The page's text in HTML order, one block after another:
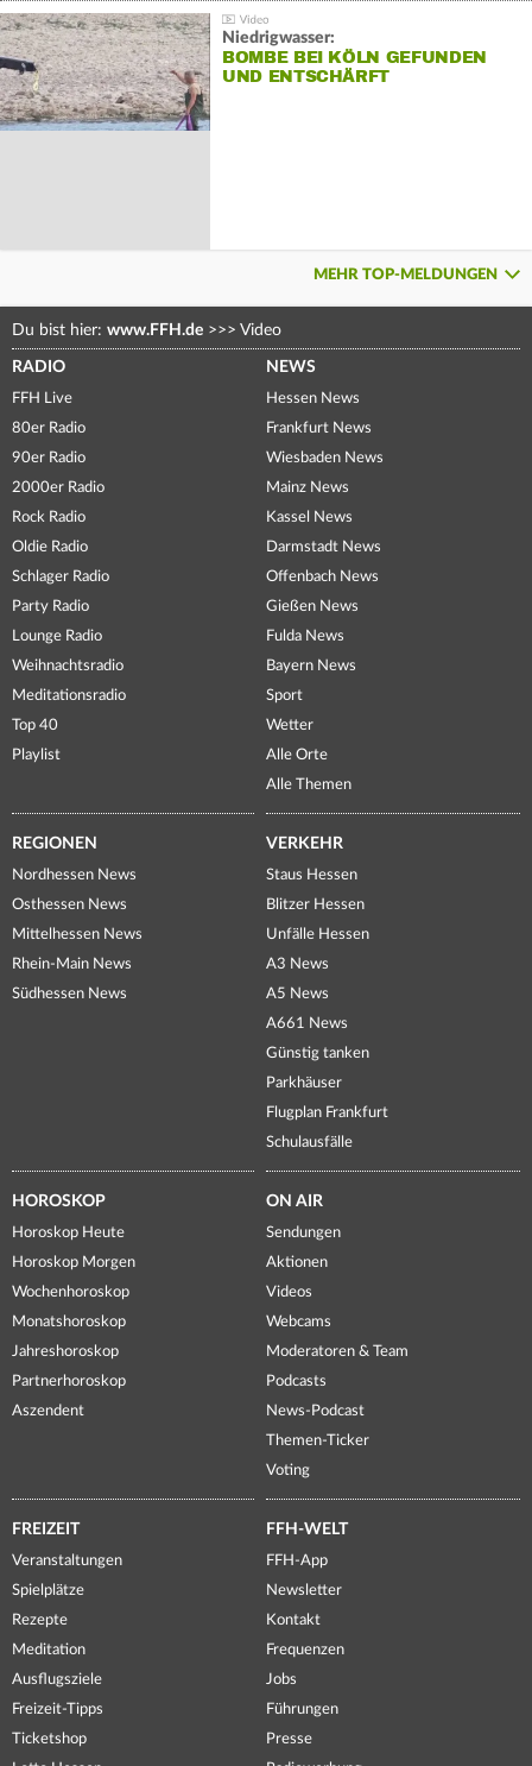
Niedrigwasser:
BOMBE BEI KÖLN GEFUNDEN
UND ENTSCHÄRFT
MEHR TOP-MELDUNGEN
Du bist hier: www.FFH.de >>> Video
RADIO
FFH Live
80er Radio
90er Radio
2000er Radio
Rock Radio
Oldie Radio
Schlager Radio
Party Radio
Lounge Radio
Weihnachtsradio
Meditationsradio
Top 40
Playlist
NEWS
Hessen News
Frankfurt News
Wiesbaden News
Mainz News
Kassel News
Darmstadt News
Offenbach News
Gießen News
Fulda News
Bayern News
Sport
Wetter
Alle Orte
Alle Themen
REGIONEN
Nordhessen News
Osthessen News
Mittelhessen News
Rhein-Main News
Südhessen News
VERKEHR
Staus Hessen
Blitzer Hessen
Unfälle Hessen
A3 News
A5 News
A661 News
Günstig tanken
Parkhäuser
Flugplan Frankfurt
Schulausfälle
HOROSKOP
Horoskop Heute
Horoskop Morgen
Wochenhoroskop
Monatshoroskop
Jahreshoroskop
Partnerhoroskop
Aszendent
ON AIR
Sendungen
Aktionen
Videos
Webcams
Moderatoren & Team
Podcasts
News-Podcast
Themen-Ticker
Voting
FREIZEIT
Veranstaltungen
Spielplätze
Rezepte
Meditation
Ausflugsziele
Freizeit-Tipps
Ticketshop
FFH-WELT
FFH-App
Newsletter
Kontakt
Frequenzen
Jobs
Führungen
Presse